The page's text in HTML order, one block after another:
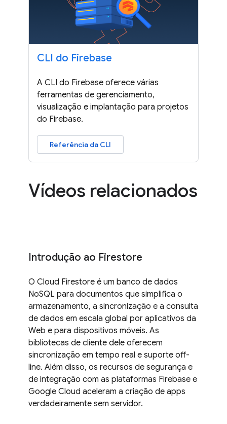
CLI do Firebase
A CLI do Firebase oferece várias
ferramentas de gerenciamento,
visualização e implantação para projetos
do Firebase.
Referência da CLI
Vídeos relacionados
Introdução ao Firestore
O Cloud Firestore é um banco de dados
NoSQL para documentos que simplifica o
armazenamento, a sincronização e a consulta
de dados em escala global por aplicativos da
Web e para dispositivos móveis. As
bibliotecas de cliente dele oferecem
sincronização em tempo real e suporte off-
line. Além disso, os recursos de segurança e
de integração com as plataformas Firebase e
Google Cloud aceleram a criação de apps
verdadeiramente sem servidor.